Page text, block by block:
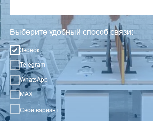
Выберите удобный способ связи:
Звонок
Telegram
WhatsApp
MAX
Свой вариант